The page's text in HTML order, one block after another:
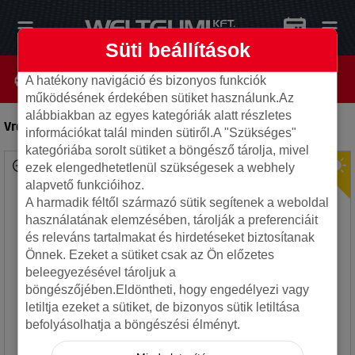
Vredestein 315/35R21 111Y Ultrac Pro XL FSL-Autó gumi
Süti beállítások
A hatékony navigáció és bizonyos funkciók
működésének érdekében sütiket használunk.Az
alábbiakban az egyes kategóriák alatt részletes
információkat talál minden sütiről.A "Szükséges"
kategóriába sorolt sütiket a böngésző tárolja, mivel
ezek elengedhetetlenül szükségesek a webhely
alapvető funkcióihoz.
A harmadik féltől származó sütik segítenek a weboldal
használatának elemzésében, tárolják a preferenciáit
és releváns tartalmakat és hirdetéseket biztosítanak
Önnek. Ezeket a sütiket csak az Ön előzetes
beleegyezésével tároljuk a
böngészőjében.Eldöntheti, hogy engedélyezi vagy
letiltja ezeket a sütiket, de bizonyos sütik letiltása
befolyásolhatja a böngészési élményt.